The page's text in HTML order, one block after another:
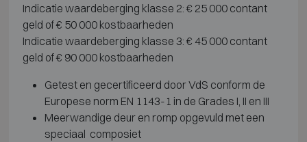
Indicatie waardeberging klasse 2: € 25 000 contant
geld of € 50 000 kostbaarheden
Indicatie waardeberging klasse 3: € 45 000 contant
geld of € 90 000 kostbaarheden
Getest en gecertificeerd door VdS conform de
Europese norm EN 1143-1 in de Grades I, II en III
Meerwandige deur en romp opgevuld met een
speciaal composiet